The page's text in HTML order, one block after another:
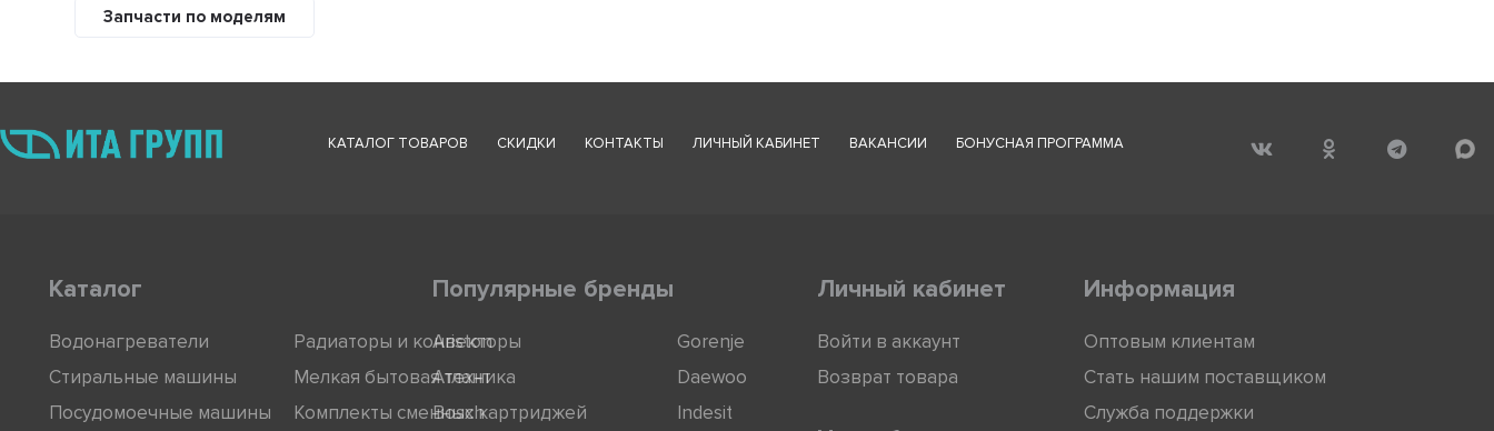
Запчасти по моделям
КАТАЛОГ ТОВАРОВ СКИДКИ КОНТАКТЫ ЛИЧНЫЙ КАБИНЕТ ВАКАНСИИ БОНУСНАЯ ПРОГРАММА
Каталог
Водонагреватели
Стиральные машины
Посудомоечные машины
Радиаторы и конвекторы
Мелкая бытовая техника
Комплекты сменных картриджей
Популярные бренды
Ariston
Атлант
Bosch
Gorenje
Daewoo
Indesit
Личный кабинет
Войти в аккаунт
Возврат товара
Информация
Оптовым клиентам
Стать нашим поставщиком
Служба поддержки